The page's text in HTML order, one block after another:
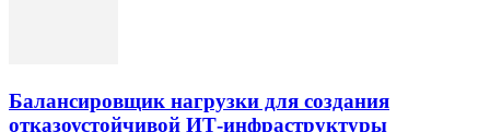
Балансировщик нагрузки для создания
отказоустойчивой ИТ-инфраструктуры